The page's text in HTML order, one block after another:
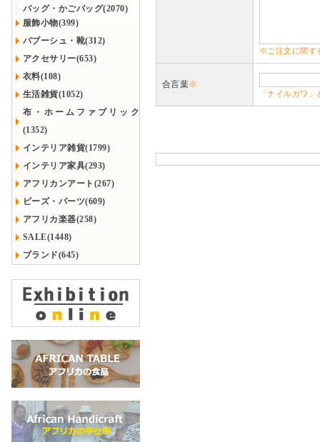
バッグ・かごバッグ(2070)
服飾小物(399)
バブーシュ・靴(312)
アクセサリー(653)
衣料(108)
生活雑貨(1052)
布・ホームファブリック
(1352)
インテリア雑貨(1799)
インテリア家具(293)
アフリカンアート(267)
ビーズ・パーツ(609)
アフリカ楽器(258)
SALE(1448)
ブランド(645)
※ご注文に関す
合言葉※
「ナイルガワ